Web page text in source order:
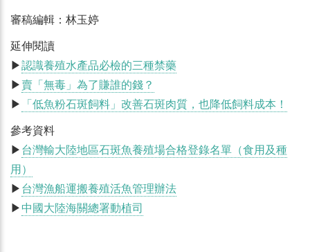
審稿編輯：林玉婷
延伸閱讀
▶認識養殖水產品必檢的三種禁藥
▶賣「無毒」為了賺誰的錢？
▶ 「低魚粉石斑飼料」改善石斑肉質，也降低飼料成本！
參考資料
▶台灣輸大陸地區石斑魚養殖場合格登錄名單（食用及種
用）
▶台灣漁船運搬養殖活魚管理辦法
▶中國大陸海關總署動植司